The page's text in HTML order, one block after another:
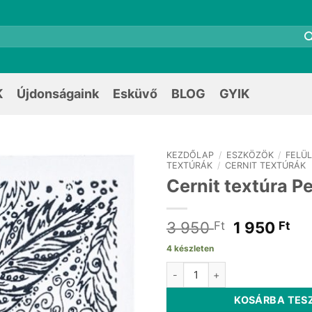
Újdonságaink Esküvő BLOG GYIK
KEZDŐLAP / ESZKÖZÖK /
TEXTÚRÁK / CERNIT TEXTÚRÁK
Cernit textúra
3 950Ft
Original
950 Ft.
1 950 Ft
4 készleten
KOSÁRBA